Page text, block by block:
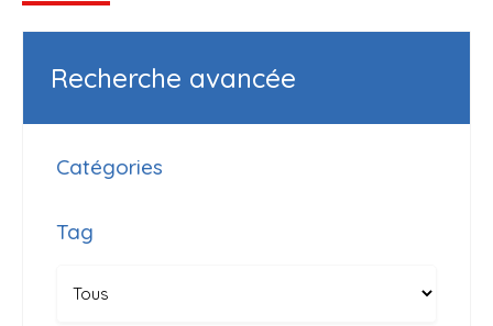
Recherche avancée
Catégories
Tag